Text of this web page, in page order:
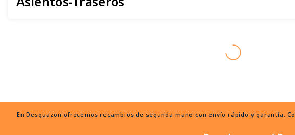
Descubre por qué